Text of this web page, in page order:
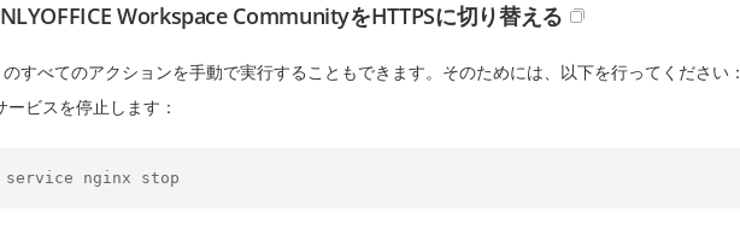
Workspace CommunityをHTTPSに切り替える
すべてのアクションを手動で実行することもできます。そのためには、以下を行ってください：
ービスを停止します：
service nginx stop